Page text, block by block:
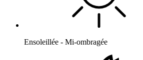
Ensoleillée - Mi-ombragée